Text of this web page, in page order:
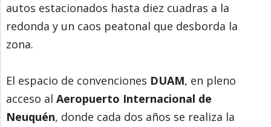
autos estacionados hasta diez cuadras a la
redonda y un caos peatonal que desborda la
zona.
El espacio de convenciones DUAM, en pleno
acceso al Aeropuerto Internacional de
Neuquén, donde cada dos años se realiza la